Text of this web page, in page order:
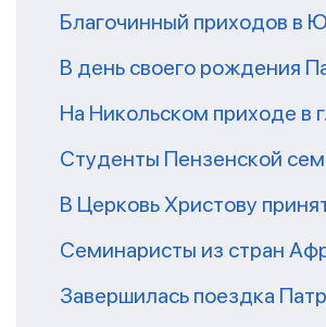
Благочинный приходов в
В день своего рождения
На Никольском приходе в
Студенты Пензенской
В Церковь Христову
Семинаристы из стран
Завершилась поездка